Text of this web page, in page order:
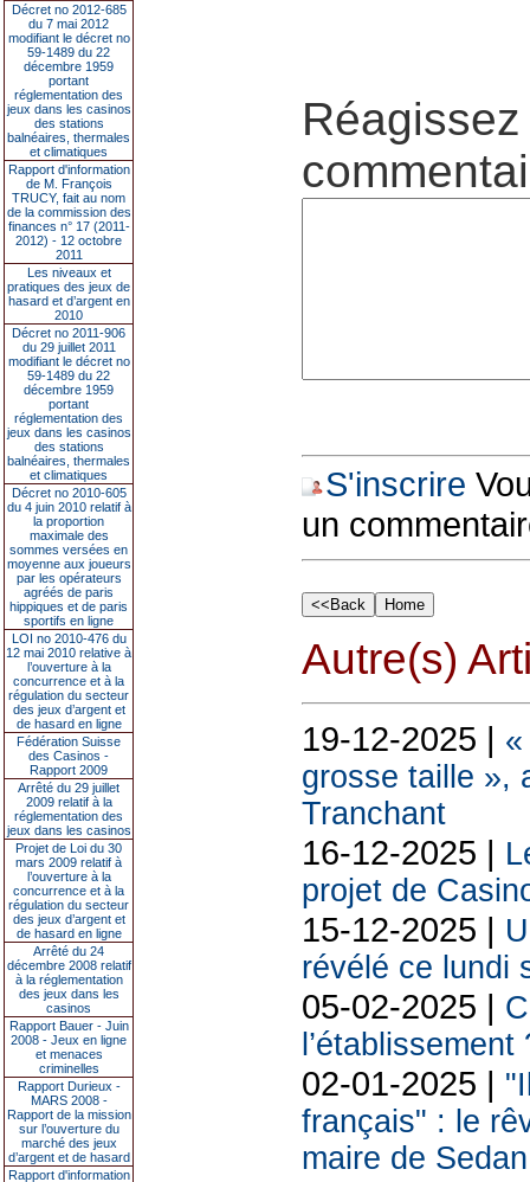
Décret no 2012-685
du 7 mai 2012
modifiant le décret no
59-1489 du 22
décembre 1959
portant
réglementation des
jeux dans les casinos
des stations
balnéaires, thermales
et climatiques
Rapport d'information
de M. François
TRUCY, fait au nom
de la commission des
finances n° 17 (2011-
2012) - 12 octobre
2011
Les niveaux et
pratiques des jeux de
hasard et d’argent en
2010
Décret no 2011-906
du 29 juillet 2011
modifiant le décret no
59-1489 du 22
décembre 1959
portant
réglementation des
jeux dans les casinos
des stations
balnéaires, thermales
et climatiques
Décret no 2010-605
du 4 juin 2010 relatif à
la proportion
maximale des
sommes versées en
moyenne aux joueurs
par les opérateurs
agréés de paris
hippiques et de paris
sportifs en ligne
LOI no 2010-476 du
12 mai 2010 relative à
l’ouverture à la
concurrence et à la
régulation du secteur
des jeux d’argent et
de hasard en ligne
Fédération Suisse
des Casinos -
Rapport 2009
Arrêté du 29 juillet
2009 relatif à la
réglementation des
jeux dans les casinos
Projet de Loi du 30
mars 2009 relatif à
l’ouverture à la
concurrence et à la
régulation du secteur
des jeux d’argent et
de hasard en ligne
Arrêté du 24
décembre 2008 relatif
à la réglementation
des jeux dans les
casinos
Rapport Bauer - Juin
2008 - Jeux en ligne
et menaces
criminelles
Rapport Durieux -
MARS 2008 -
Rapport de la mission
sur l’ouverture du
marché des jeux
d’argent et de hasard
Rapport d'information
S'inscrire
un
Autre(s)
19-12-2025 |
grosse taille »,
Tranchant
16-12-2025 |
projet de
15-12-2025 |
révélé ce lundi
05-02-2025 |
l’établissement
02-01-2025 |
français" : le
maire de Sedan